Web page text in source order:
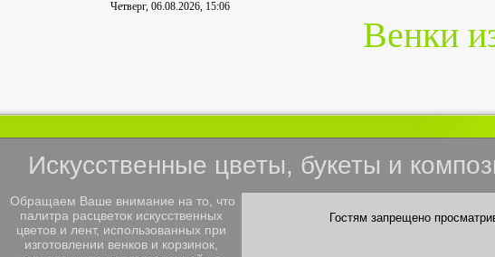
Четверг, 06.08.2026, 15:06
Венки
Искусственные цветы, букеты и
Обращаем Ваше внимание на то, что
палитра расцветок искусственных
цветов и лент, использованных при
изготовлении венков и корзинок,
Гостям запрещено